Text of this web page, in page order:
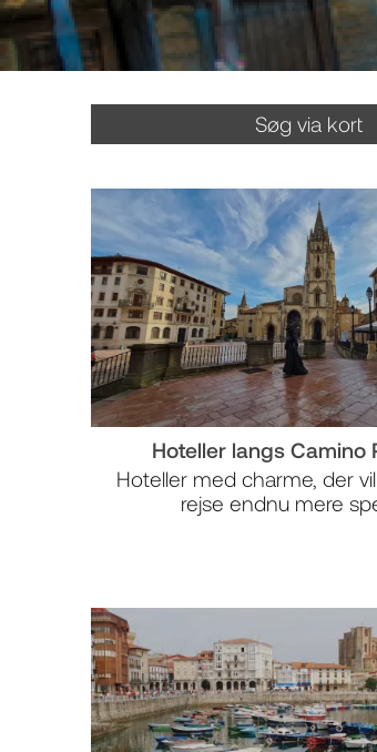
Søg via kort
Hoteller langs Camino
Hoteller med charme, der
rejse endnu mere